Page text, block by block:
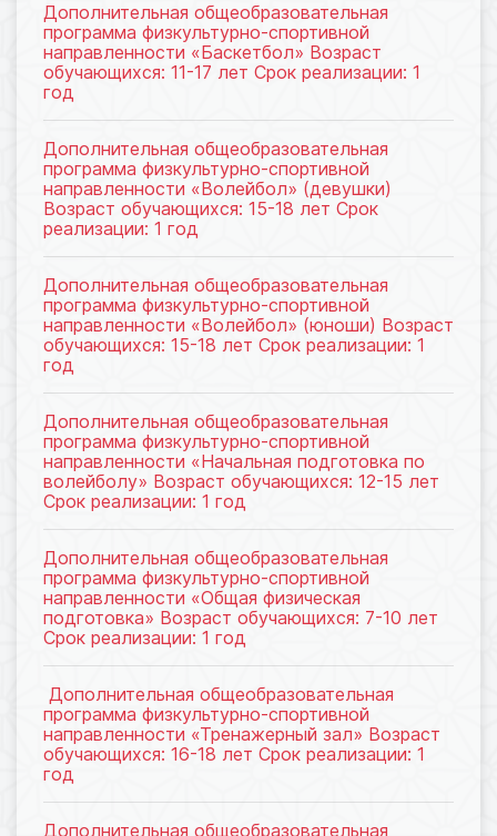
Дополнительная общеобразовательная
программа физкультурно-спортивной
направленности «Баскетбол» Возраст
обучающихся: 11-17 лет Срок реализации: 1
год
Дополнительная общеобразовательная
программа физкультурно-спортивной
направленности «Волейбол» (девушки)
Возраст обучающихся: 15-18 лет Срок
реализации: 1 год
Дополнительная общеобразовательная
программа физкультурно-спортивной
направленности «Волейбол» (юноши) Возраст
обучающихся: 15-18 лет Срок реализации: 1
год
Дополнительная общеобразовательная
программа физкультурно-спортивной
направленности «Начальная подготовка по
волейболу» Возраст обучающихся: 12-15 лет
Срок реализации: 1 год
Дополнительная общеобразовательная
программа физкультурно-спортивной
направленности «Общая физическая
подготовка» Возраст обучающихся: 7-10 лет
Срок реализации: 1 год
Дополнительная общеобразовательная
программа физкультурно-спортивной
направленности «Тренажерный зал» Возраст
обучающихся: 16-18 лет Срок реализации: 1
год
Дополнительная общеобразовательная